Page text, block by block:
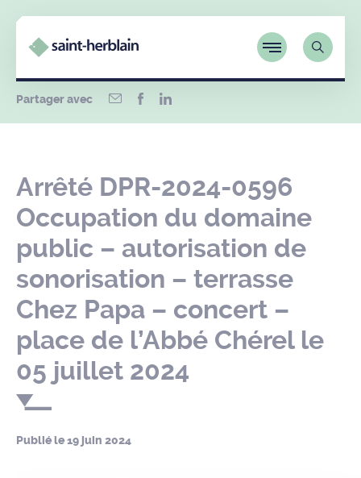
Partager avec
Arrêté DPR-2024-0596
Occupation du domaine
public – autorisation de
sonorisation – terrasse
Chez Papa – concert –
place de l’Abbé Chérel le
05 juillet 2024
Publié le19 juin 2024